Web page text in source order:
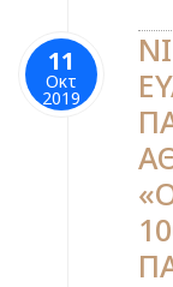
11
Οκτ
2019